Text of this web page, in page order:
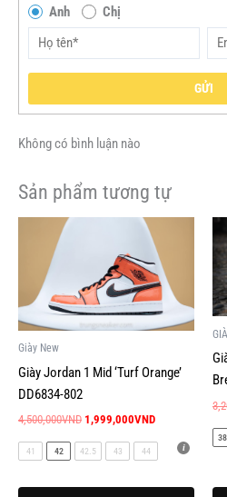
Anh Chị
GỬI
Không có bình luận nào
Sản phẩm tương tự
Giày New
Giày Jordan 1 Mid ‘Turf Orange’
DD6834-802
4,500,000VND
4,500,000VND.
1,999,000VND
tại
là:
1,999,000VND.
biến
thể.
Các
tùy
chọn
có
được
41 42 42.5 43 44
có
tùy
có